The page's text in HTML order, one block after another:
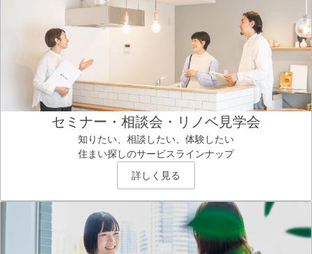
セミナー・相談会・リノベ見学会
知りたい、相談したい、体験したい
住まい探しのサービスラインナップ
詳しく見る